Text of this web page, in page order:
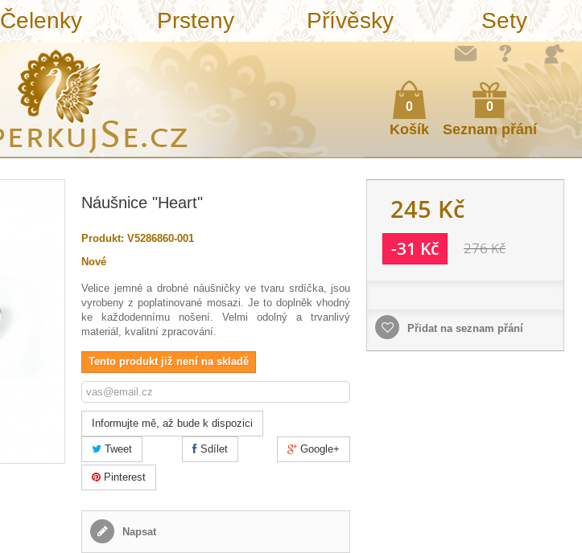
0
Košík
Čelenky Prsteny Přívěsky Sety
0
Seznam přání
Náušnice "Heart"
Produkt: V5286860-001
Nové
Velice jemné a drobné náušničky ve tvaru srdíčka, jsou
vyrobeny z poplatinované mosazi. Je to doplněk vhodný
ke každodennímu nošení.Velmi odolný a
trvanlivý
materiál , kvalitní zpracování.
Tento produkt již není na skladě
Informujte mě, až bude k dispozici
Tweet Sdílet Google+
Pinterest
Napsat
245 Kč
-31 Kč 276 Kč
Přidat na seznam přání